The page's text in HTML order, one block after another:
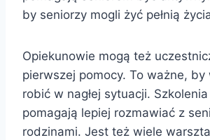
by seniorzy mogli żyć pełnią
Opiekunowie mogą też
pierwszej pomocy. To ważne,
robić w nagłej sytuacji.
pomagają lepiej rozmawiać z
rodzinami. Jest też wiele